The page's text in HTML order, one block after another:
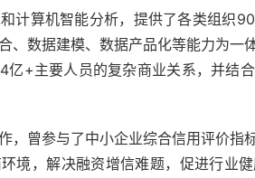
计算机智能分析，提供了各类组织
、数据建模、数据产品化等能力为一
亿+主要人员的复杂商业关系，并结
，曾参与了中小企业综合信用评价指
境，解决融资增信难题，促进行业